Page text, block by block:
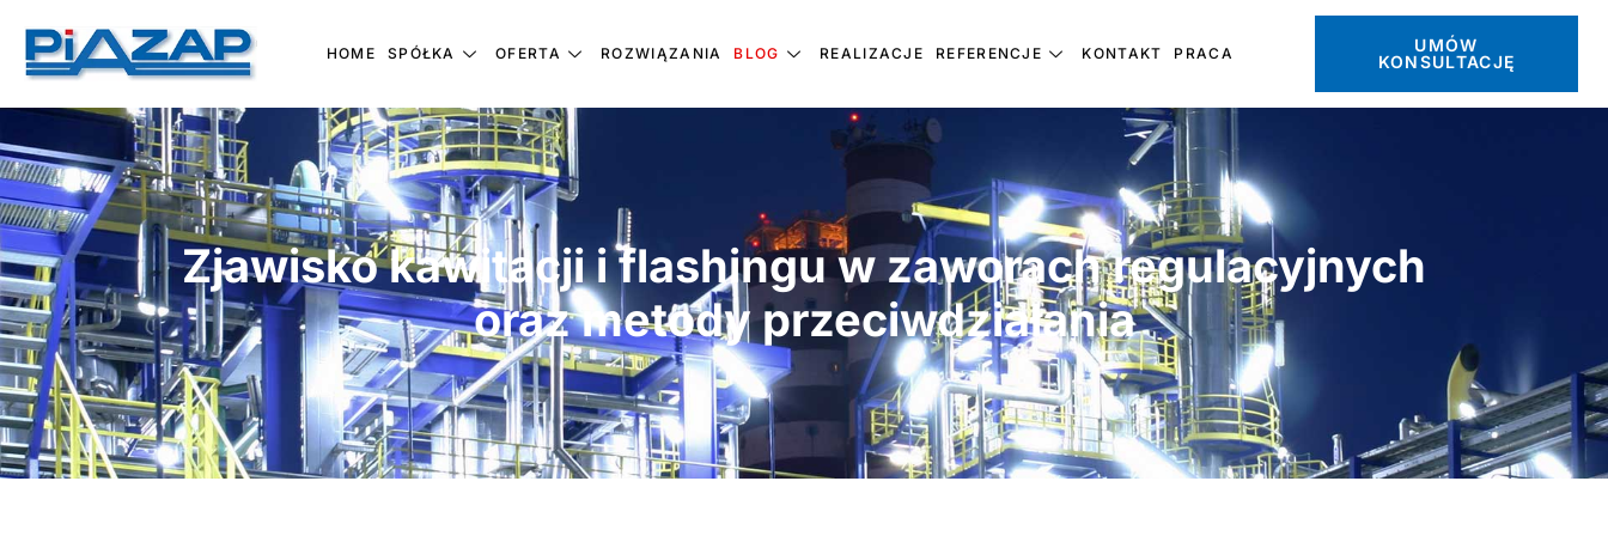
HOME SPÓŁKA OFERTA ROZWIĄZANIA BLOG REALIZACJE REFERENCJE KONTAKT PRACA
UMÓW
KONSULTACJĘ
Zjawisko kawitacji i flashingu w zaworach regulacyjnych
oraz metody przeciwdziałania